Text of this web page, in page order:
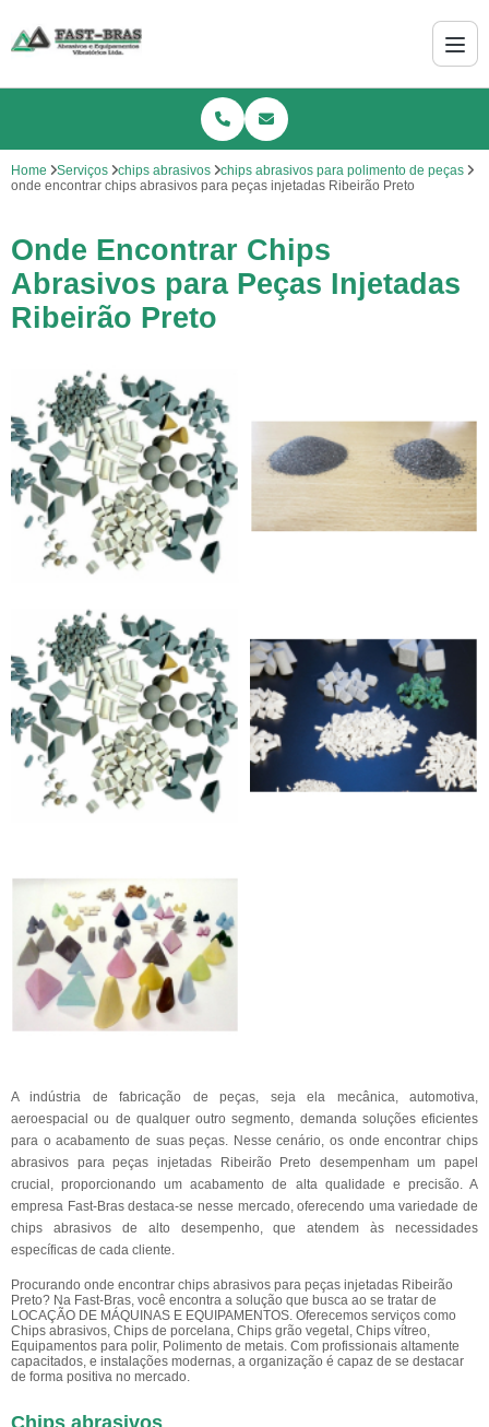
Home Serviços chips abrasivos
chips abrasivos para polimento de peças
onde encontrar chips abrasivos para peças injetadas Ribeirão Preto
Onde Encontrar Chips
Abrasivos para Peças Injetadas
Ribeirão Preto
A indústria de fabricação de peças, seja ela mecânica, automotiva,
aeroespacial ou de qualquer outro segmento, demanda soluções eficientes
para o acabamento de suas peças. Nesse cenário, os onde encontrar chips
abrasivos para peças injetadas Ribeirão Preto desempenham um papel
crucial, proporcionando um acabamento de alta qualidade e precisão. A
empresa Fast-Bras destaca-se nesse mercado, oferecendo uma variedade de
chips abrasivos de alto desempenho, que atendem às necessidades
específicas de cada cliente.
Procurando onde encontrar chips abrasivos para peças injetadas Ribeirão
Preto? Na Fast-Bras, você encontra a solução que busca ao se tratar de
LOCAÇÃO DE MÁQUINAS E EQUIPAMENTOS. Oferecemos serviços como
Chips abrasivos, Chips de porcelana, Chips grão vegetal, Chips vítreo,
Equipamentos para polir, Polimento de metais. Com profissionais altamente
capacitados, e instalações modernas, a organização é capaz de se destacar
de forma positiva no mercado.
Chips abrasivos